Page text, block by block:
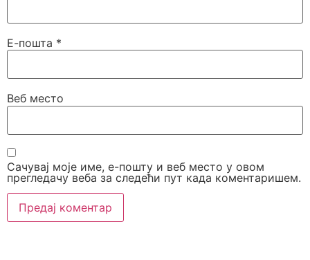
Е-пошта *
Веб место
Сачувај моје име, е-пошту и веб место у овом
прегледачу веба за следећи пут када коментаришем.